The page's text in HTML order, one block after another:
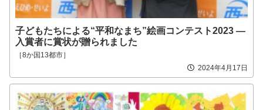
子どもたちによる“平和なまち”絵画コンテスト2023 ―
入賞者に賞状が贈られました
［8か国13都市］
2024年4月17日